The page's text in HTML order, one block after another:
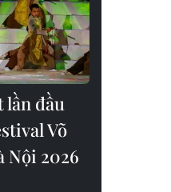
lần đầu
Võ
Nội 2026